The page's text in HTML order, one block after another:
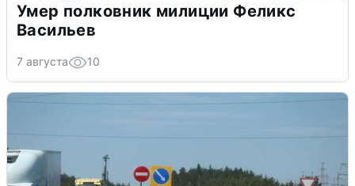
Умер полковник милиции Феликс
Васильев
7 августа 10